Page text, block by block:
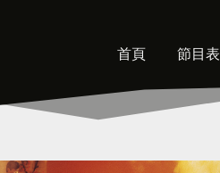
首頁 節目表